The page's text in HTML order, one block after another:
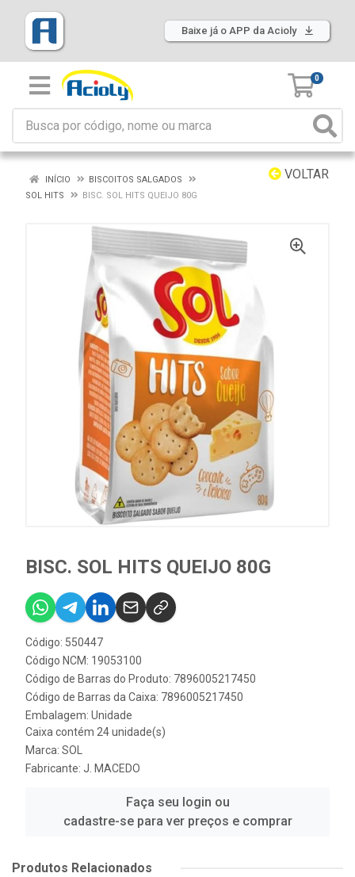
Baixe já o APP da Acioly
0
VOLTAR
INÍCIO
BISCOITOS SALGADOS
SOL HITS
BISC. SOL HITS QUEIJO 80G
BISC. SOL HITS QUEIJO 80G
Código: 550447
Código NCM: 19053100
Código de Barras do Produto: 7896005217450
Código de Barras da Caixa: 7896005217450
Embalagem: Unidade
Caixa contém 24 unidade(s)
Marca: SOL
Fabricante: J. MACEDO
Faça seu login ou
cadastre-se para ver preços e comprar
Produtos Relacionados